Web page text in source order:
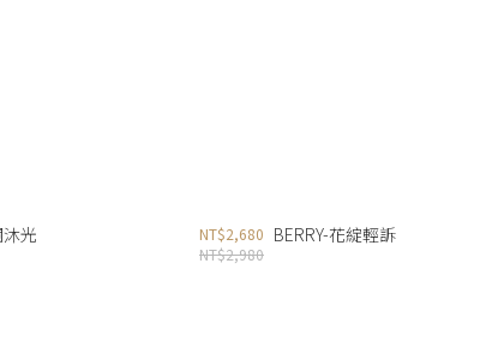
沐光
NT$2,680
NT$2,980
BERRY-花綻輕訴